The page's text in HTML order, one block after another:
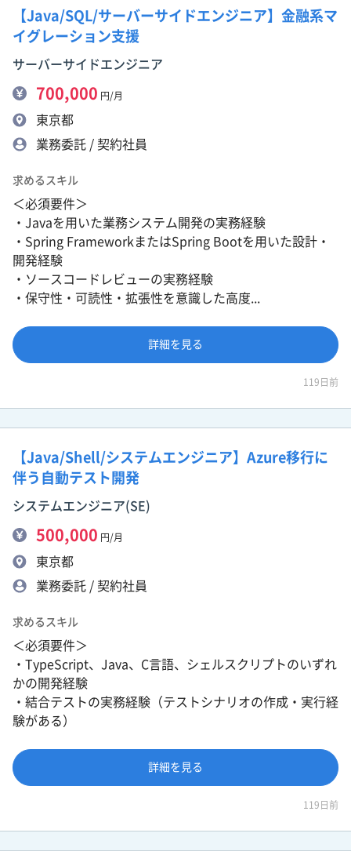
【Java/SQL/サーバーサイドエンジニア】金融系マ
イグレーション支援
サーバーサイドエンジニア
700,000 円/月
東京都
業務委託 / 契約社員
求めるスキル
＜必須要件＞
・Javaを用いた業務システム開発の実務経験
・Spring FrameworkまたはSpring Bootを用いた設計・
開発経験
・ソースコードレビューの実務経験
・保守性・可読性・拡張性を意識した高度...
詳細を見る
119日前
【Java/Shell/システムエンジニア】Azure移行に
伴う自動テスト開発
システムエンジニア(SE)
500,000 円/月
東京都
業務委託 / 契約社員
求めるスキル
＜必須要件＞
・TypeScript、Java、C言語、シェルスクリプトのいずれ
かの開発経験
・結合テストの実務経験（テストシナリオの作成・実行経
験がある）
詳細を見る
119日前